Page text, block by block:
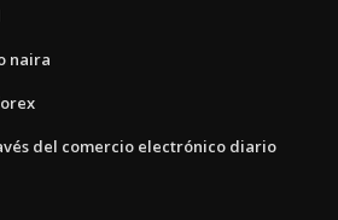
naira
del comercio electrónico diario